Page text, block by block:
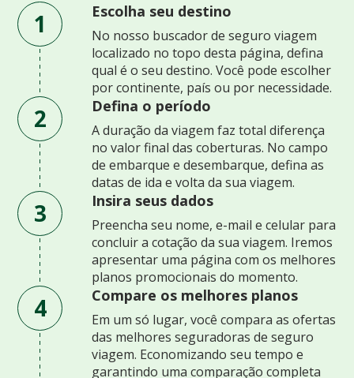
1 Escolha seu destino
No nosso buscador de seguro viagem
localizado no topo desta página, defina
qual é o seu destino. Você pode escolher
por continente, país ou por necessidade.
2 Defina o período
A duração da viagem faz total diferença
no valor final das coberturas. No campo
de embarque e desembarque, defina as
datas de ida e volta da sua viagem.
3 Insira seus dados
Preencha seu nome, e-mail e celular para
concluir a cotação da sua viagem. Iremos
apresentar uma página com os melhores
planos promocionais do momento.
4 Compare os melhores planos
Em um só lugar, você compara as ofertas
das melhores seguradoras de seguro
viagem. Economizando seu tempo e
garantindo uma comparação completa